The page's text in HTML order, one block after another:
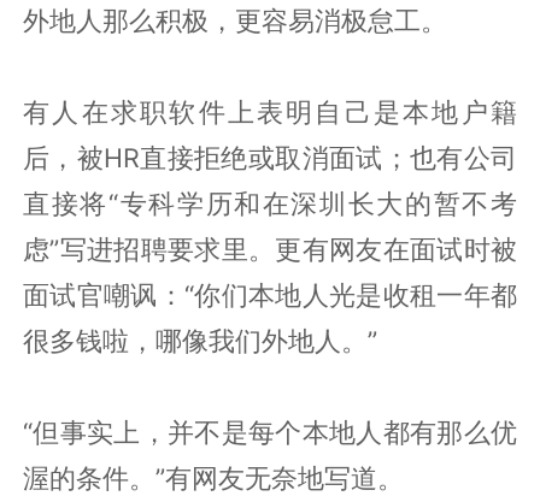
外地人那么积极，更容易消极怠工。
有人在求职软件上表明自己是本地户籍
后，被HR直接拒绝或取消面试；也有公司
直接将“专科学历和在深圳长大的暂不考
虑”写进招聘要求里。更有网友在面试时被
面试官嘲讽：“你们本地人光是收租一年都
很多钱啦，哪像我们外地人。”
“但事实上，并不是每个本地人都有那么优
渥的条件。”有网友无奈地写道。